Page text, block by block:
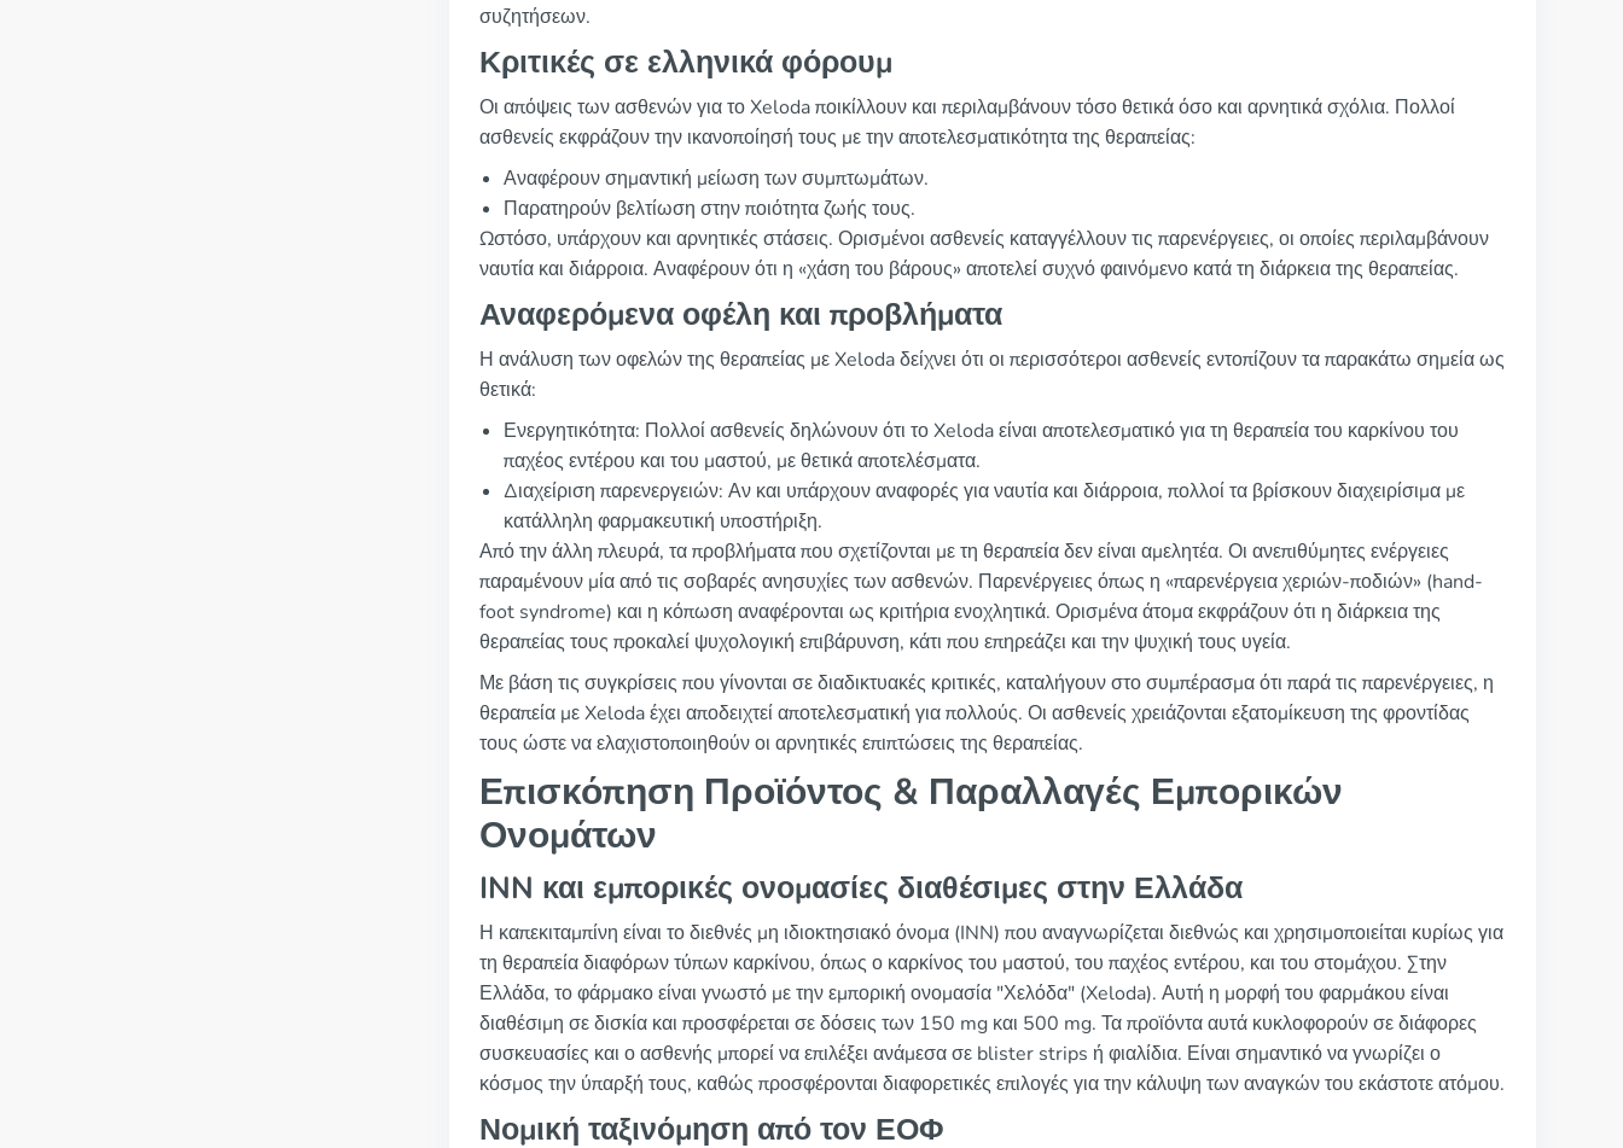
συζητήσεων.
Κριτικές σε ελληνικά φόρουμ
Οι απόψεις των ασθενών για το Xeloda ποικίλλουν και περιλαμβάνουν τόσο θετικά όσο και αρνητικά σχόλια. Πολλοί
ασθενείς εκφράζουν την ικανοποίησή τους με την αποτελεσματικότητα της θεραπείας:
Αναφέρουν σημαντική μείωση των συμπτωμάτων.
Παρατηρούν βελτίωση στην ποιότητα ζωής τους.
Ωστόσο, υπάρχουν και αρνητικές στάσεις. Ορισμένοι ασθενείς καταγγέλλουν τις παρενέργειες, οι οποίες περιλαμβάνουν
ναυτία και διάρροια. Αναφέρουν ότι η «χάση του βάρους» αποτελεί συχνό φαινόμενο κατά τη διάρκεια της θεραπείας.
Αναφερόμενα οφέλη και προβλήματα
Η ανάλυση των οφελών της θεραπείας με Xeloda δείχνει ότι οι περισσότεροι ασθενείς εντοπίζουν τα παρακάτω σημεία ως
θετικά:
Ενεργητικότητα: Πολλοί ασθενείς δηλώνουν ότι το Xeloda είναι αποτελεσματικό για τη θεραπεία του καρκίνου του
παχέος εντέρου και του μαστού, με θετικά αποτελέσματα.
Διαχείριση παρενεργειών: Αν και υπάρχουν αναφορές για ναυτία και διάρροια, πολλοί τα βρίσκουν διαχειρίσιμα με
κατάλληλη φαρμακευτική υποστήριξη.
Από την άλλη πλευρά, τα προβλήματα που σχετίζονται με τη θεραπεία δεν είναι αμελητέα. Οι ανεπιθύμητες ενέργειες
παραμένουν μία από τις σοβαρές ανησυχίες των ασθενών. Παρενέργειες όπως η «παρενέργεια χεριών-ποδιών» (hand-
foot syndrome) και η κόπωση αναφέρονται ως κριτήρια ενοχλητικά. Ορισμένα άτομα εκφράζουν ότι η διάρκεια της
θεραπείας τους προκαλεί ψυχολογική επιβάρυνση, κάτι που επηρεάζει και την ψυχική τους υγεία.
Με βάση τις συγκρίσεις που γίνονται σε διαδικτυακές κριτικές, καταλήγουν στο συμπέρασμα ότι παρά τις παρενέργειες, η
θεραπεία με Xeloda έχει αποδειχτεί αποτελεσματική για πολλούς. Οι ασθενείς χρειάζονται εξατομίκευση της φροντίδας
τους ώστε να ελαχιστοποιηθούν οι αρνητικές επιπτώσεις της θεραπείας.
Επισκόπηση Προϊόντος & Παραλλαγές Εμπορικών
Ονομάτων
INN και εμπορικές ονομασίες διαθέσιμες στην Ελλάδα
Η καπεκιταμπίνη είναι το διεθνές μη ιδιοκτησιακό όνομα (INN) που αναγνωρίζεται διεθνώς και χρησιμοποιείται κυρίως για
τη θεραπεία διαφόρων τύπων καρκίνου, όπως ο καρκίνος του μαστού, του παχέος εντέρου, και του στομάχου. Στην
Ελλάδα, το φάρμακο είναι γνωστό με την εμπορική ονομασία "Χελόδα" (Xeloda). Αυτή η μορφή του φαρμάκου είναι
διαθέσιμη σε δισκία και προσφέρεται σε δόσεις των 150 mg και 500 mg. Τα προϊόντα αυτά κυκλοφορούν σε διάφορες
συσκευασίες και ο ασθενής μπορεί να επιλέξει ανάμεσα σε blister strips ή φιαλίδια. Είναι σημαντικό να γνωρίζει ο
κόσμος την ύπαρξή τους, καθώς προσφέρονται διαφορετικές επιλογές για την κάλυψη των αναγκών του εκάστοτε ατόμου.
Νομική ταξινόμηση από τον ΕΟΦ